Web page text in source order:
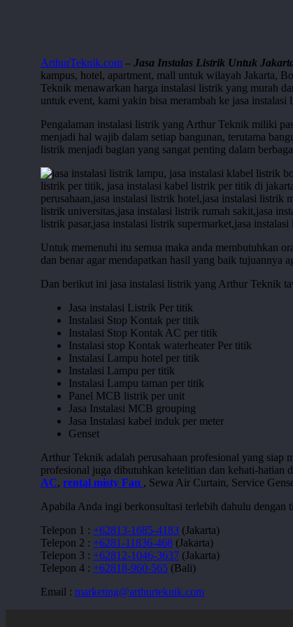
ArthurTeknik.com – Jasa Instalas Listrik Untuk
kampus, hotel, apartment, mall untuk wilayah Jakarta,
Teknik menawarkan harga instalasi listrik yang murah
untuk event, kami yakin bisa merambah ke jasa
Pengalaman instalasi listrik yang Arthur Teknik miliki
menjadi hal wajib dalam setiap bangunan, terutama
listrik menjadi bagian yang sangat penting dalam
Untuk memenuhi itu semua maka anda membutuhkan
dan benar agar mendapatkan hasil yang baik tujuannya
Dan berikut ini jasa instalasi listrik yang Arthur Teknik
Jasa instalasi Listrik Per titik
Instalasi Stop Kontak per titik
Instalasi Stop Kontak AC per titik
Instalasi stop Kontak waterheater Per titik
Instalasi Lampu hotel per titik
Instalasi Lampu per titik
Instalasi Lampu taman per titik
Panel MCB listrik per unit
Jasa Instalasi MCB grouping
Jasa Instalasi kabel induk per meter
Genset
Arthur Teknik adalah perusahaan profesional yang siap
profesional juga dibutuhkan ketelitian dan kehati-hatian
AC,rental misty Fan , Sewa Air Curtain, Service
Apabila Anda ingi berkonsultasi terlebih dahulu
Telepon 1 :+62813-1685-4183 (Jakarta)
Telepon 2 :+6281-11836-468 (Jakarta)
Telepon 3 :+62812-1046-3637 (Jakarta)
Telepon 4 :+62818-960-565 (Bali)
Email :marketing@arthurteknik.com